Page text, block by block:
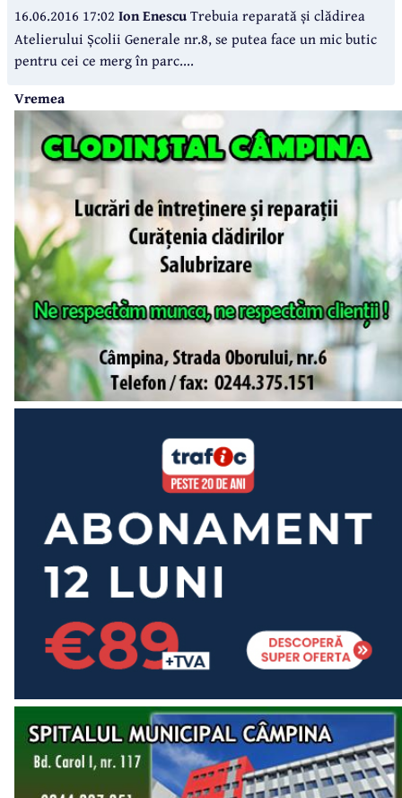
16.06.2016 17:02 Ion EnescuTrebuia reparată și clădirea
Atelierului Școlii Generale nr.8, se putea face un mic butic
pentru cei ce merg în parc....
Vremea